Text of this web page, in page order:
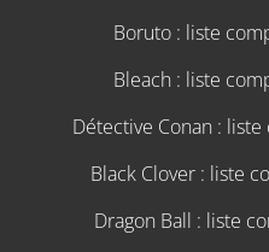
Boruto : liste
Bleach : liste
Détective Conan :
Black Clover : liste
Dragon Ball : liste